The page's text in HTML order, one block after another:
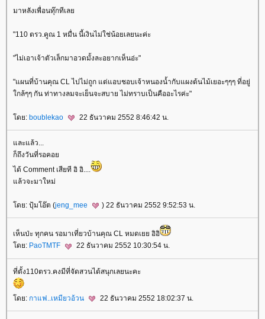
มาหลังเพื่อนทุ๊กทีเล
"110 ตรว.คูณ 1 หมื่น นี้เงินไม่ใช่น้อยเลยนะค่ะ
"ไม่เอาเจ้าตัวเล็กมาอวดมั้งละอยากเห็นอ่ะ"
"แผนที่บ้านคุณ CL ไปไม่ถูก แต่แอบชอบเจ้าหนองน้ำกับแผงต้นไม้เยอะๆๆๆ ที่อยู่
กล้ๆๆ กัน ท่าทางลมจะเย็นจะสบาย ไม่ทราบเป็นคืออะไรค่ะ"
ดย: boublekao 22 ธันวาคม 2552 8:46:42 น.
ละแล้ว...
ก็ถึงวันที่รอคอ
ได้ Comment เสียที อิ อิ....
ล้วจะมาใหม่
ดย: ปุ้มโอ๊ต (jeng_mee ) 22 ธันวาคม 2552 9:52:53 น.
เห็นป่ะ ทุกคน รอมาเที่ยวบ้านคุณ CL หมดเยย อิอิ
ดย: PaoTMTF 22 ธันวาคม 2552 10:30:54 น.
ที่ตั้ง110ตรว.คงมีที่จัดสวนได้สนุกเลยนะคะ
ดย: กาแฟ..เหมียวอ้วน 22 ธันวาคม 2552 18:02:37 น.